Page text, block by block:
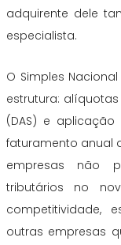
adquirente dele
especialista.
O Simples
estrutura:
(DAS) e
faturamento anual
empresas não
tributários no
competitividade,
outras empresas